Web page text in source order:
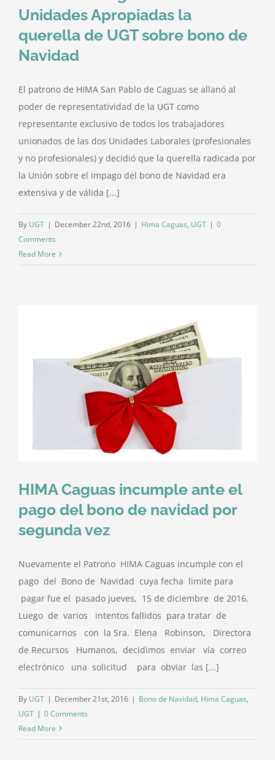
Unidades Apropiadas la
querella de UGT sobre bono de
Navidad
El patrono de HIMA San Pablo de Caguas se allanó al
poder de representatividad de la UGT como
representante exclusivo de todos los trabajadores
unionados de las dos Unidades Laborales (profesionales
y no profesionales) y decidió que la querella radicada por
la Unión sobre el impago del bono de Navidad era
extensiva y de válida [...]
By UGT | December 22nd, 2016 | Hima Caguas, UGT | 0
Comments
Read More
HIMA Caguas incumple ante el
pago del bono de navidad por
segunda vez
Nuevamente el Patrono HIMA Caguas incumple con el
pago del Bono de Navidad cuya fecha limite para
pagar fue el pasado jueves, 15 de diciembre de 2016.
Luego de varios intentos fallidos para tratar de
comunicarnos con la Sra. Elena Robinson, Directora
de Recursos Humanos, decidimos enviar vía correo
electrónico una solicitud para obviar las [...]
By UGT | December 21st, 2016 | Bono de Navidad, Hima Caguas,
UGT | 0 Comments
Read More